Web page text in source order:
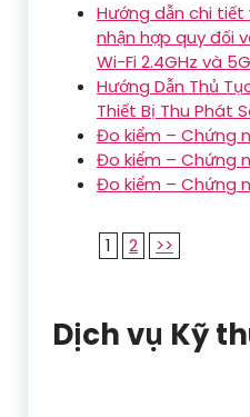
Hướng dẫn chi
nhận hợp quy đối
Wi-Fi 2.4GHz và
Hướng Dẫn Thủ
Thiết Bị Thu Phát
Đo kiểm – Chứng
Đo kiểm – Chứng
Đo kiểm – Chứng
1 2 >>
Dịch vụ Kỹ